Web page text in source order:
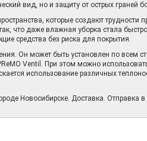
вид, но и защиту от острых граней
которые создают трудности
что даже влажная уборка стала
средства без риска для покрытия.
Он может быть установлен по всем
Ventil. При этом можно
использование различных
Новосибирске. Доставка. Отправка в